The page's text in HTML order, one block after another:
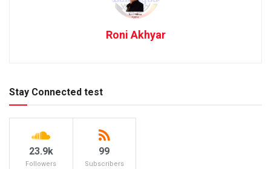
Roni Akhyar
Stay Connected test
23.9k
Followers
99
Subscribers